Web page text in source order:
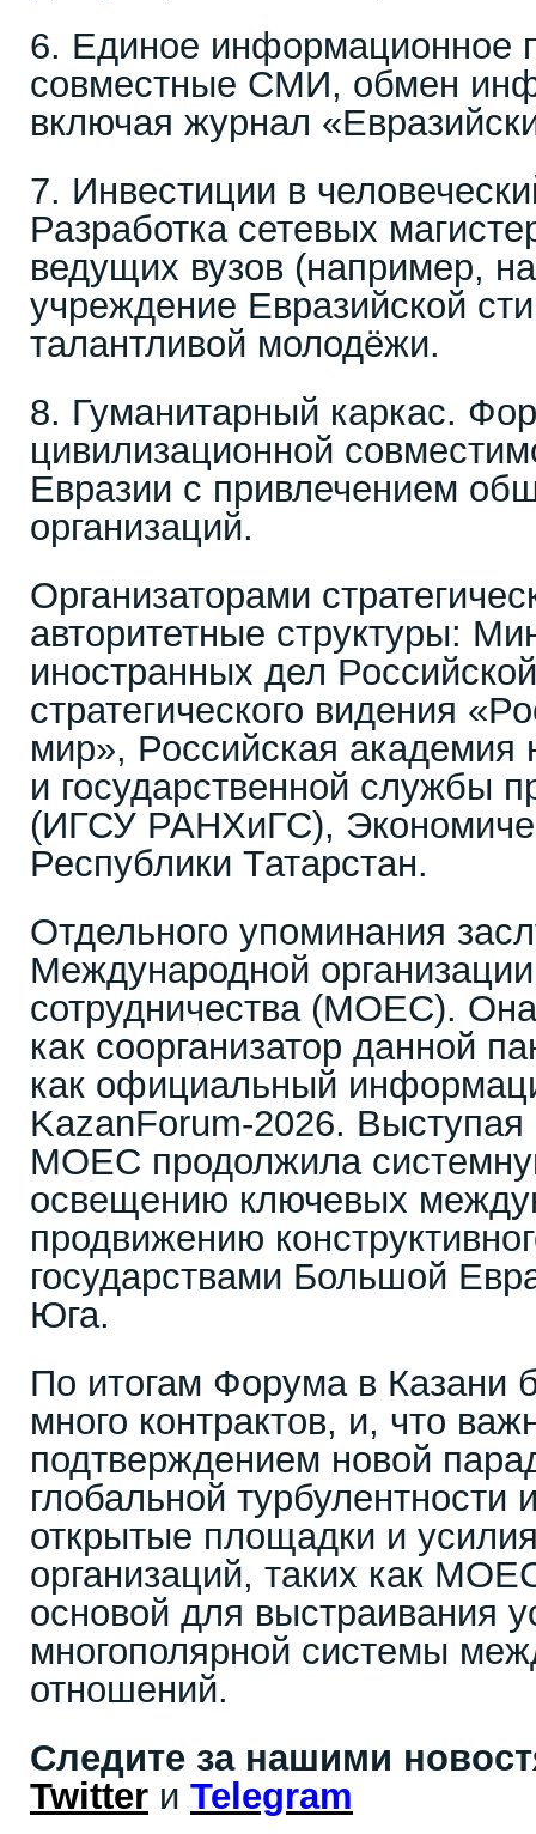
6. Единое информационное
совместные СМИ, обмен
включая журнал
7. Инвестиции в
Разработка сетевых
ведущих вузов (например,
учреждение Евразийской
талантливой молодёжи.
8. Гуманитарный каркас.
цивилизационной
Евразии с привлечением
организаций.
Организаторами
авторитетные структуры:
иностранных дел
стратегического видения
мир», Российская академия
и государственной службы
(ИГСУ РАНХиГС),
Республики Татарстан.
Отдельного упоминания
Международной организации
сотрудничества (МОЕС).
как соорганизатор данной
как официальный
KazanForum-2026. Выступая
МОЕС продолжила
освещению ключевых
продвижению
государствами Большой
Юга.
По итогам Форума в Казани
много контрактов, и, что
подтверждением новой
глобальной турбулентности
открытые площадки и
организаций, таких как
основой для выстраивания
многополярной системы
отношений.
Следите за нашими
Twitter и Telegram